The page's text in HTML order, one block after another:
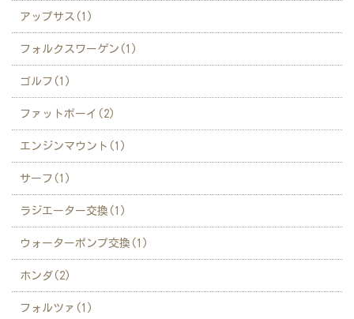
アップサス(1)
フォルクスワーゲン(1)
ゴルフ(1)
ファットボーイ(2)
エンジンマウント(1)
サーフ(1)
ラジエーター交換(1)
ウォーターポンプ交換(1)
ホンダ(2)
フォルツァ(1)